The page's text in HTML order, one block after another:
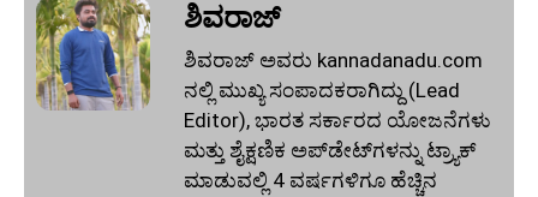
ಶಿವರಾಜ್
ಶಿವರಾಜ್ ಅವರು kannadanadu.com
ನಲ್ಲಿ ಮುಖ್ಯ ಸಂಪಾದಕರಾಗಿದ್ದು (Lead
Editor), ಭಾರತ ಸರ್ಕಾರದ ಯೋಜನೆಗಳು
ಮತ್ತು ಶೈಕ್ಷಣಿಕ ಅಪ್‌ಡೇಟ್‌ಗಳನ್ನು ಟ್ರ್ಯಾಕ್
ಮಾಡುವಲ್ಲಿ 4 ವರ್ಷಗಳಿಗೂ ಹೆಚ್ಚಿನ